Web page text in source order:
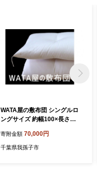
WATA屋の敷布団 シングルロ
ングサイズ 約幅100×長さ21
(土日祝除く)》
寄附金額 70,000円
千葉県我孫子市